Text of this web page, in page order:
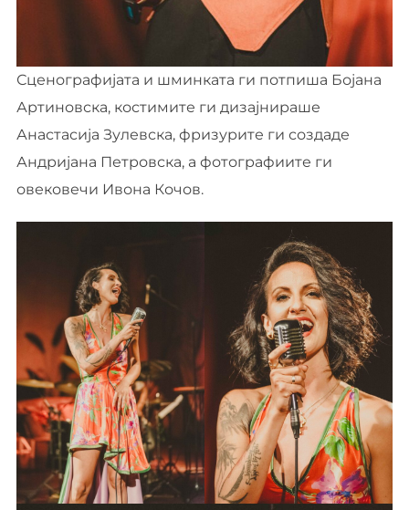
Сценографијата и шминката ги потпиша Бојана
Артиновска, костимите ги дизајнираше
Анастасија Зулевска, фризурите ги создаде
Андријана Петровска, а фотографиите ги
овековечи Ивона Кочов.